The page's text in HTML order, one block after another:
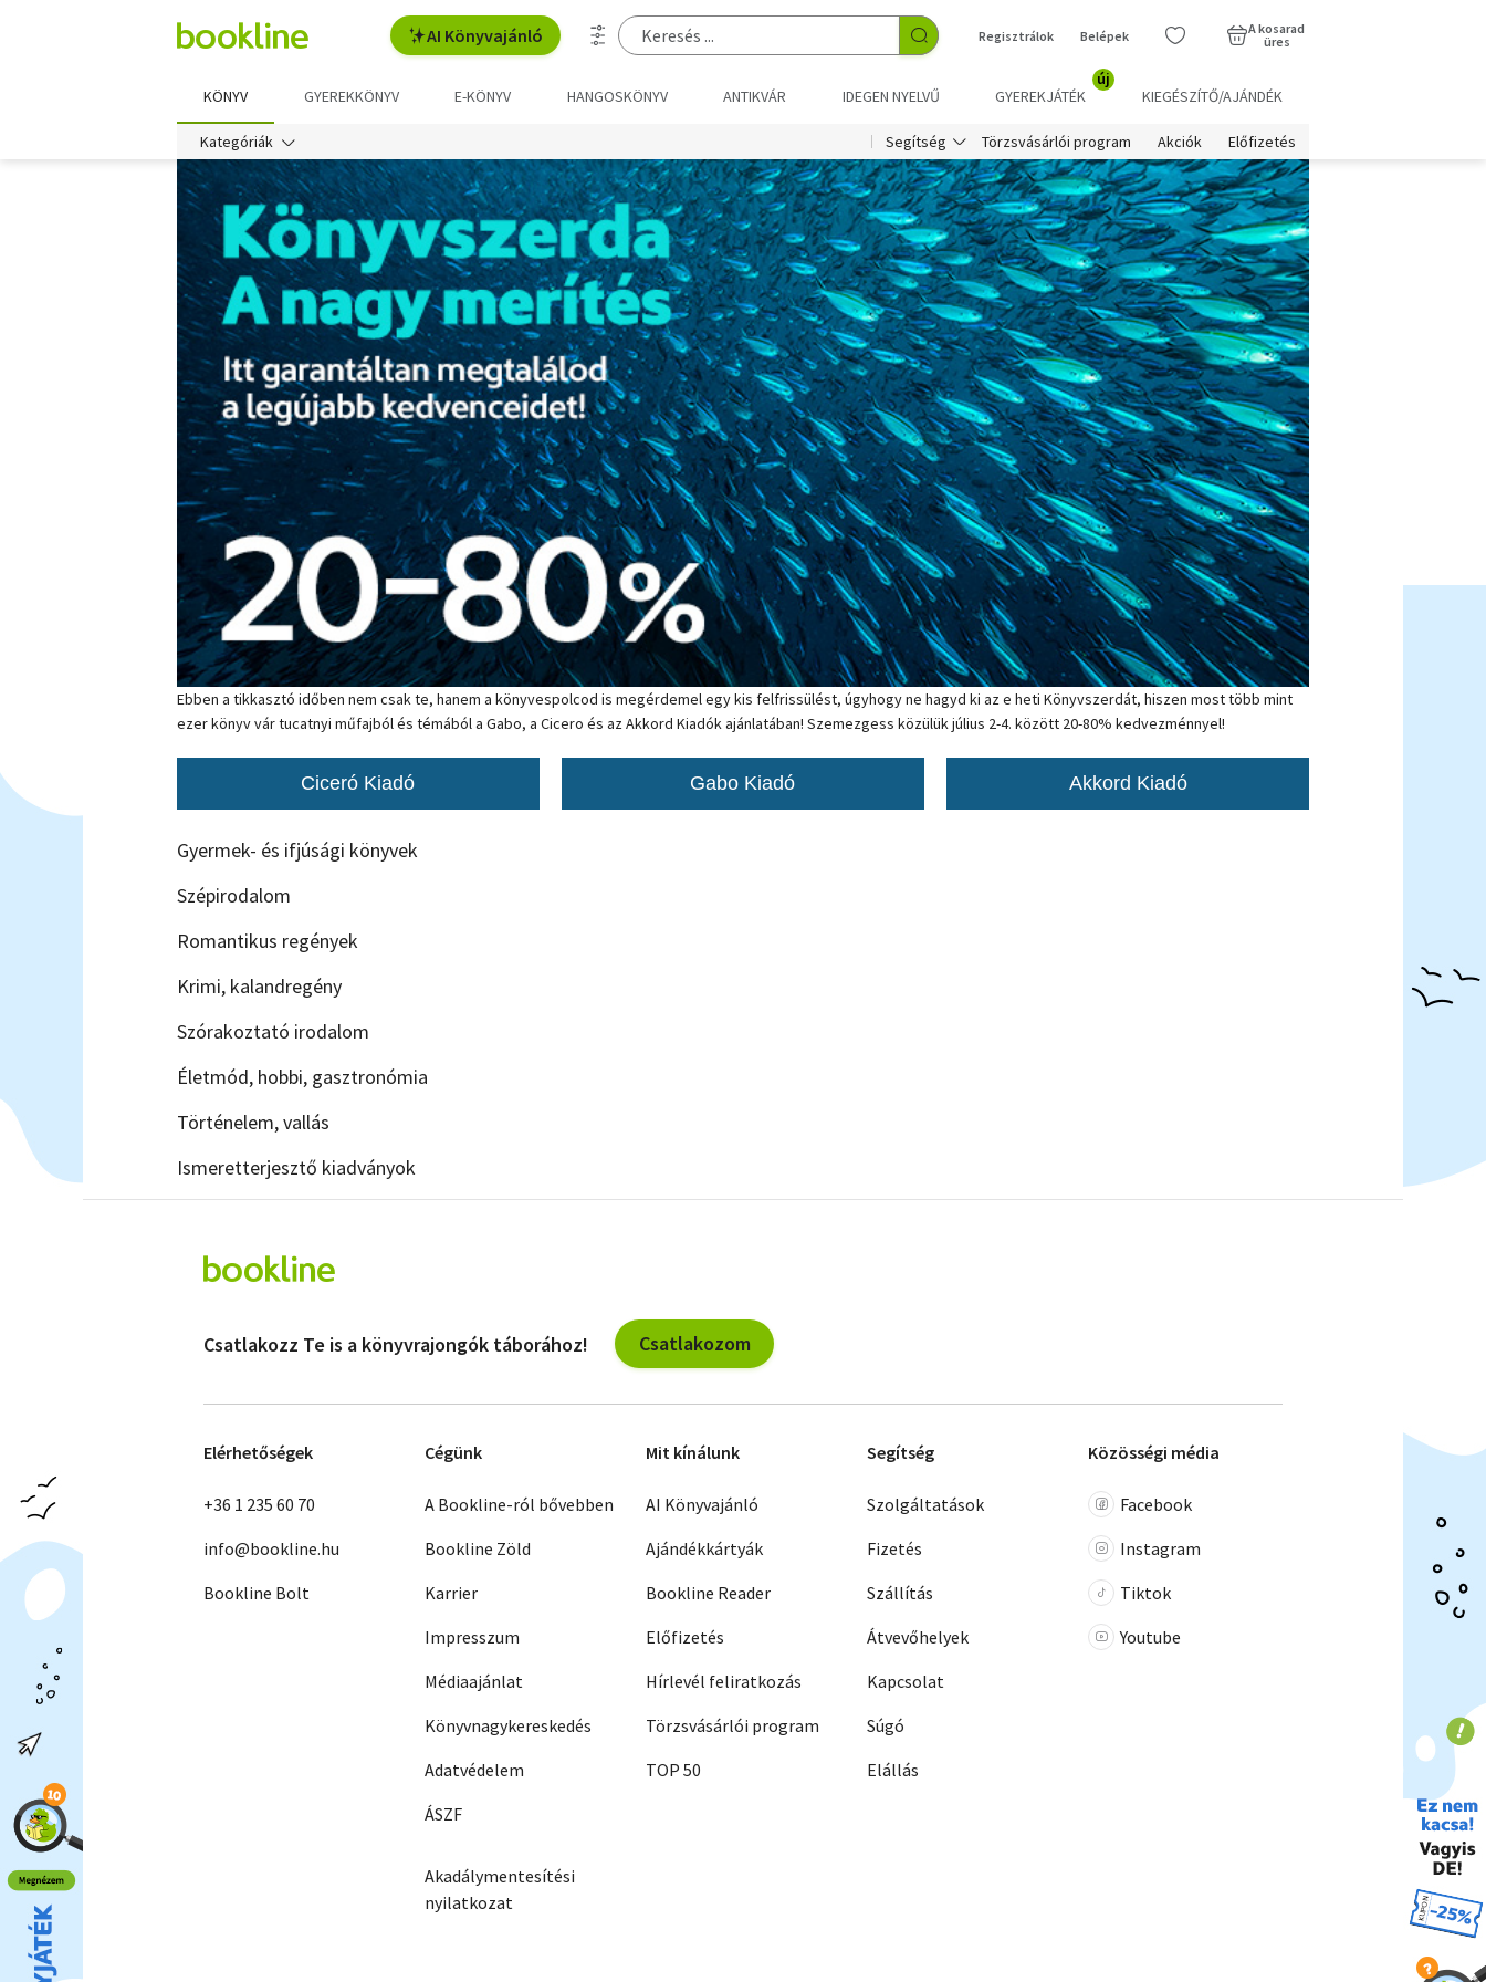
AI Könyvajánló Regisztrálok Belépek
A kosarad
üres
KÖNYV GYEREKKÖNYV E-KÖNYV HANGOSKÖNYV ANTIKVÁR IDEGEN NYELVŰ GYEREKJÁTÉK
új
KIEGÉSZÍTŐ/AJÁNDÉK
Kategóriák Segítség Törzsvásárlói program Akciók Előfizetés
Ebben a tikkasztó időben nem csak te, hanem a könyvespolcod is megérdemel egy kis felfrissülést, úgyhogy ne hagyd ki az e heti Könyvszerdát, hiszen most több mint
ezer könyv vár tucatnyi műfajból és témából a Gabo, a Cicero és az Akkord Kiadók ajánlatában! Szemezgess közülük július 2-4. között 20-80% kedvezménnyel!
Ciceró Kiadó Gabo Kiadó Akkord Kiadó
Gyermek- és ifjúsági könyvek
Szépirodalom
Romantikus regények
Krimi, kalandregény
Szórakoztató irodalom
Életmód, hobbi, gasztronómia
Történelem, vallás
Ismeretterjesztő kiadványok
Csatlakozz Te is a könyvrajongók táborához! Csatlakozom
Elérhetőségek
+36 1 235 60 70
info@bookline.hu
Bookline Bolt
Cégünk
A Bookline-ról bővebben
Bookline Zöld
Karrier
Impresszum
Médiaajánlat
Könyvnagykereskedés
Adatvédelem
ÁSZF
Akadálymentesítési
nyilatkozat
Mit kínálunk
AI Könyvajánló
Ajándékkártyák
Bookline Reader
Előfizetés
Hírlevél feliratkozás
Törzsvásárlói program
TOP 50
Segítség
Szolgáltatások
Fizetés
Szállítás
Átvevőhelyek
Kapcsolat
Súgó
Elállás
Közösségi média
Facebook
Instagram
Tiktok
Youtube